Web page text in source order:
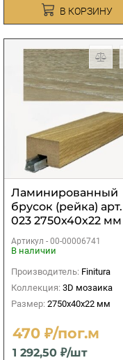
В КОРЗИНУ
Ламинированный
брусок (рейка) арт.
023 2750х40х22 мм
Артикул - 00-00006741
В наличии
Производитель: Finitura
Коллекция: 3D мозаика
Размер: 2750х40х22 мм
470 ₽/пог.м
1 292,50 ₽/шт